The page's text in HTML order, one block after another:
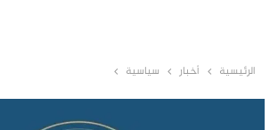
الرئيسية أخبار سياسية